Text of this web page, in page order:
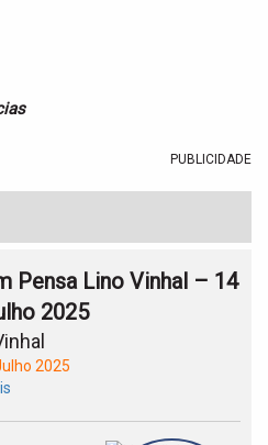
PUBLICIDADE
Pensa Lino Vinhal – 14
2025
2025